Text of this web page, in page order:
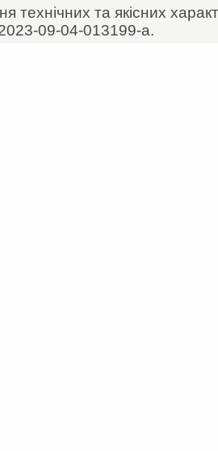
технічних та якісних
2023-09-04-013199-а.